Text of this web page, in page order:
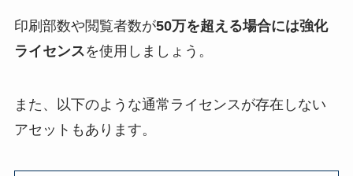
印刷部数や閲覧者数が50万を超える場合には強化
ライセンスを使用しましょう。
また、以下のような通常ライセンスが存在しない
アセットもあります。